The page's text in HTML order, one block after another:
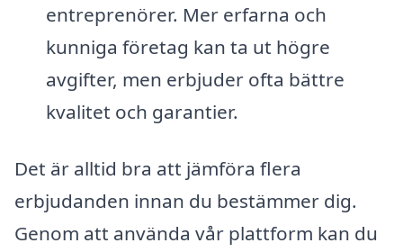
entreprenörer. Mer erfarna och
kunniga företag kan ta ut högre
avgifter, men erbjuder ofta bättre
kvalitet och garantier.
Det är alltid bra att jämföra flera
erbjudanden innan du bestämmer dig.
Genom att använda vår plattform kan du